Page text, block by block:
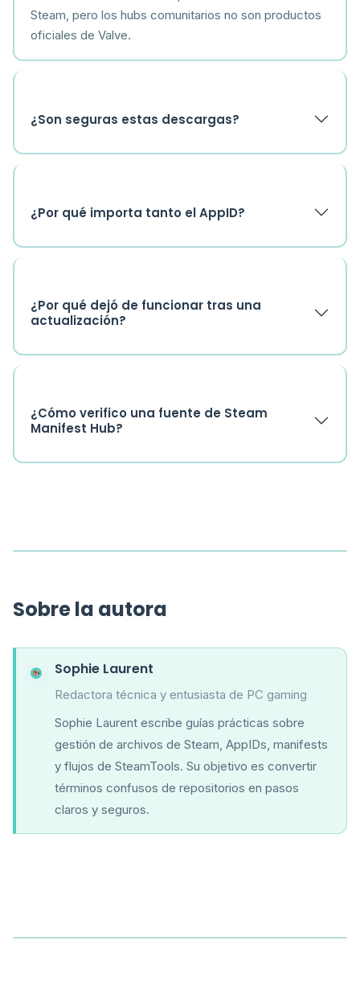
Steam, pero los hubs comunitarios no son productos
oficiales de Valve.
¿Son seguras estas descargas?
¿Por qué importa tanto el AppID?
¿Por qué dejó de funcionar tras una
actualización?
¿Cómo verifico una fuente de Steam
Manifest Hub?
Sobre la autora
Sophie Laurent
Redactora técnica y entusiasta de PC gaming
Sophie Laurent escribe guías prácticas sobre
gestión de archivos de Steam, AppIDs, manifests
y flujos de SteamTools. Su objetivo es convertir
términos confusos de repositorios en pasos
claros y seguros.